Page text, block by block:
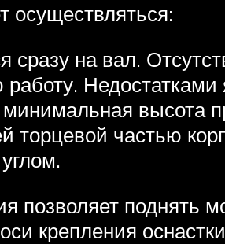
осуществляться:
на вал.
высота
частью
позволяет поднять
крепления